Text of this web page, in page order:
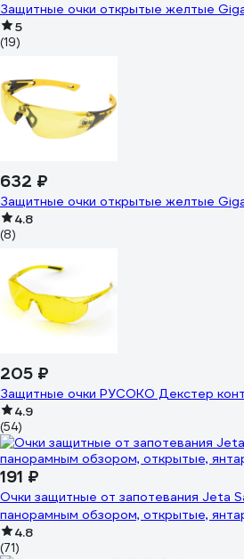
Защитные очки открытые желтые
5
(19)
632 ₽
Защитные очки открытые желтые
4.8
(8)
205 ₽
Защитные очки РУСОКО Декстер
4.9
(54)
191 ₽
Очки защитные от запотевания Jeta
панорамным обзором, открытые,
4.8
(71)